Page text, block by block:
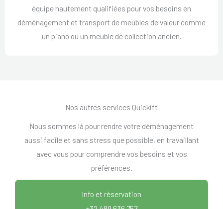
équipe hautement qualifiées pour vos besoins en
déménagement et transport de meubles de valeur comme
un piano ou un meuble de collection ancien.
Nos autres services Quickift
Nous sommes là pour rendre votre déménagement
aussi facile et sans stress que possible, en travaillant
avec vous pour comprendre vos besoins et vos
préférences.
Info et réservation